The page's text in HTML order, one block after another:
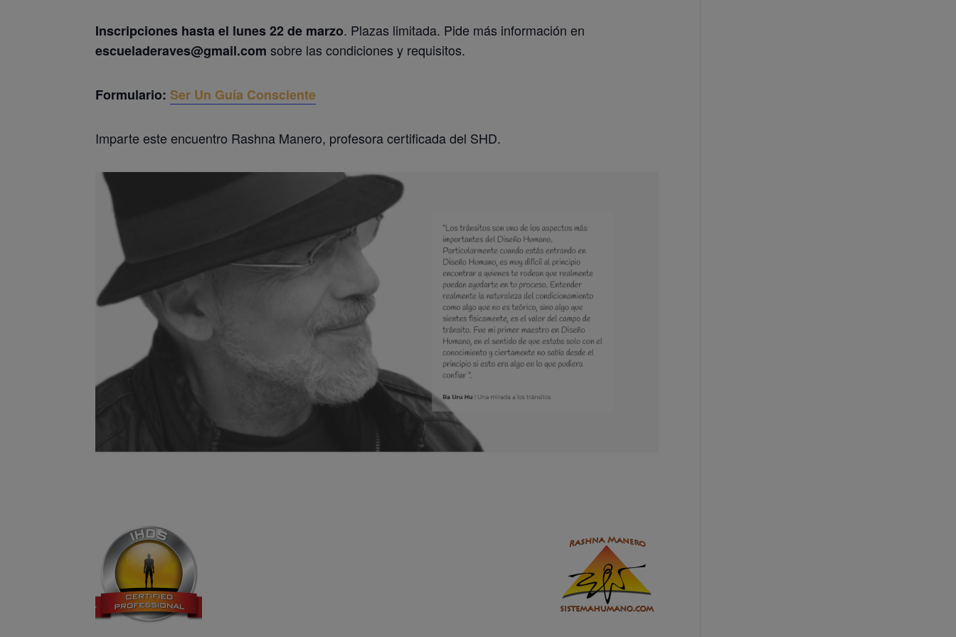
Inscripciones hasta el lunes 22 de marzo. Plazas limitada. Pide más información en
escueladeraves@gmail.com sobre las condiciones y requisitos.
Formulario: Ser Un Guía Consciente
Imparte este encuentro Rashna Manero, profesora certificada del SHD.